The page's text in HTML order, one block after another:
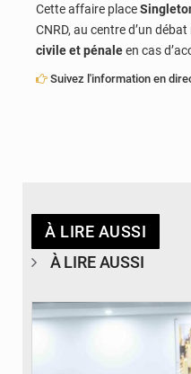
Cette affaire place
CNRD, au centre d’un
civile et pénaleen cas
Suivez l'information en
À LIRE AUSSI
À LIRE AUSSI